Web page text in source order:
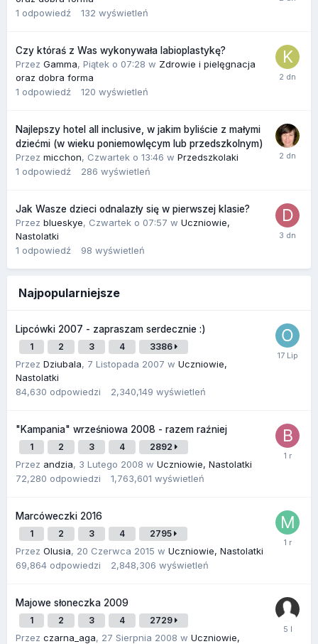
1 odpowiedź 132 wyświetleń
Czy któraś z Was wykonywała labioplastykę?
Przez Gamma, Piątek o 07:28 w Zdrowie i pielęgnacja
oraz dobra forma
1 odpowiedź 120 wyświetleń
Najlepszy hotel all inclusive, w jakim byliście z małymi
dziećmi (w wieku poniemowlęcym lub przedszkolnym)
Przez micchon, Czwartek o 13:46 w Przedszkolaki
1 odpowiedź 286 wyświetleń
Jak Wasze dzieci odnalazły się w pierwszej klasie?
Przez blueskye, Czwartek o 07:57 w Uczniowie,
Nastolatki
1 odpowiedź 98 wyświetleń
Najpopularniejsze
Lipcówki 2007 - zapraszam serdecznie :)
1 2 3 4 3386
Przez Dziubala, 7 Listopada 2007 w Uczniowie,
Nastolatki
84,630 odpowiedzi 2,340,149 wyświetleń
"Kampania" wrześniowa 2008 - razem raźniej
1 2 3 4 2892
Przez andzia, 3 Lutego 2008 w Uczniowie, Nastolatki
72,280 odpowiedzi 1,763,601 wyświetleń
Marcóweczki 2016
1 2 3 4 2795
Przez Olusia, 20 Czerwca 2015 w Uczniowie, Nastolatki
69,864 odpowiedzi 2,848,306 wyświetleń
Majowe słoneczka 2009
1 2 3 4 2729
Przez czarna_aga, 27 Sierpnia 2008 w Uczniowie,